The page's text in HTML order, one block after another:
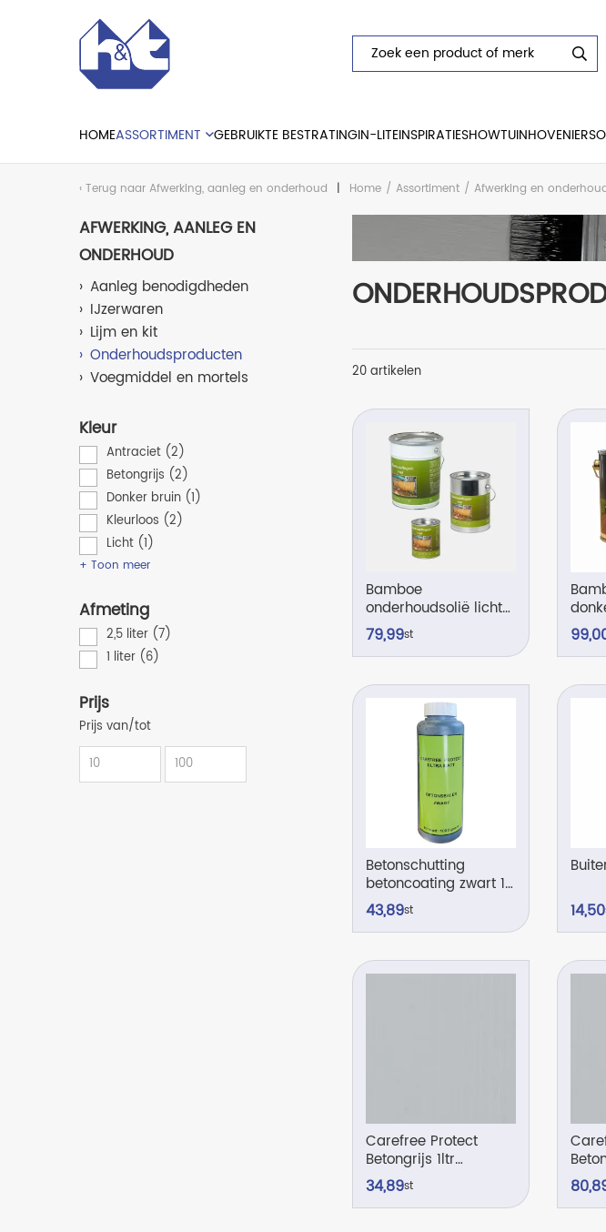
HOMEASSORTIMENT GEBRUIKTE BESTRATINGIN-LITEINSPIRATIESHOWTUINHOVENIERS
Terug naar Afwerking, aanleg en onderhoud Home / Assortiment / Afwerking en
AFWERKING, AANLEG EN
ONDERHOUD
Aanleg benodigdheden
IJzerwaren
Lijm en kit
Onderhoudsproducten
Voegmiddel en mortels
Kleur
Antraciet (2)
Betongrijs (2)
Donker bruin (1)
Kleurloos (2)
Licht (1)
+ Toon meer
Afmeting
2,5 liter (7)
1 liter (6)
Prijs
Prijs van/tot
20 artikelen
Bamboe
onderhoudsolië licht
2,5 liter
79,99st 99,
Betonschutting
betoncoating zwart 1
liter
43,89st 14,50
Carefree Protect
Betongrijs 1ltr
semidekkend
34,89st 80,